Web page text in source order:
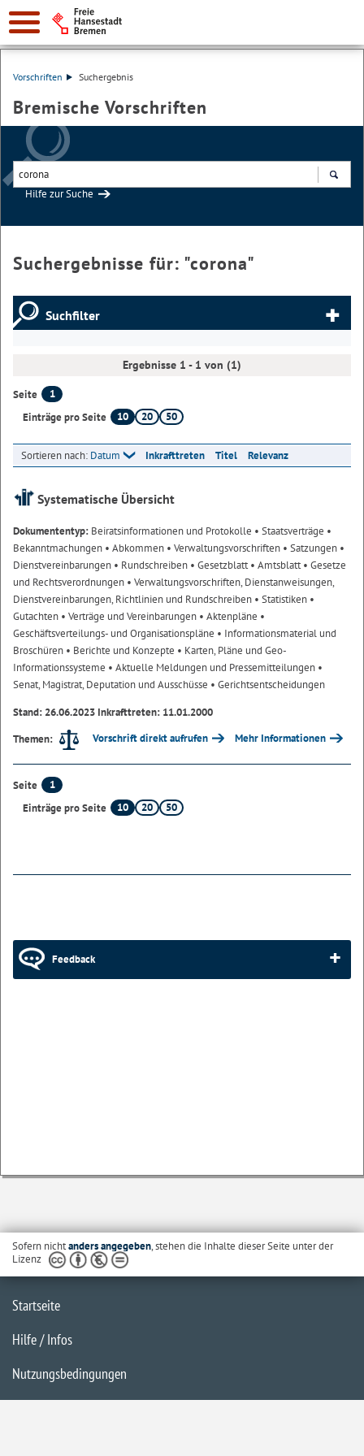
Vorschriften Suchergebnis
Bremische Vorschriften
Hilfe zur Suche
Suchergebnisse für: "corona"
Suchfilter
Ergebnisse 1 - 1 von (1)
Seite
1
Einträge pro Seite
10 20 50
Sortieren nach: Datum Inkrafttreten Titel Relevanz
Systematische Übersicht
Dokumententyp: Beiratsinformationen und Protokolle • Staatsverträge •
Bekanntmachungen • Abkommen • Verwaltungsvorschriften • Satzungen •
Dienstvereinbarungen • Rundschreiben • Gesetzblatt• Amtsblatt• Gesetze
und Rechtsverordnungen • Verwaltungsvorschriften, Dienstanweisungen,
Dienstvereinbarungen, Richtlinien und Rundschreiben • Statistiken •
Gutachten • Verträge und Vereinbarungen • Aktenpläne •
Geschäftsverteilungs- und Organisationspläne • Informationsmaterial und
Broschüren • Berichte und Konzepte • Karten, Pläne und Geo-
Informationssysteme • Aktuelle Meldungen und Pressemitteilungen •
Senat, Magistrat, Deputation und Ausschüsse • Gerichtsentscheidungen
Stand: 26.06.2023 Inkrafttreten: 11.01.2000
Themen:
Vorschrift direkt aufrufen Mehr Informationen
Seite
1
Einträge pro Seite
10 20 50
Feedback
Sofern nichtanders angegeben, stehen die Inhalte dieser Seite unter der
Lizenz
Startseite
Hilfe / Infos
Nutzungsbedingungen